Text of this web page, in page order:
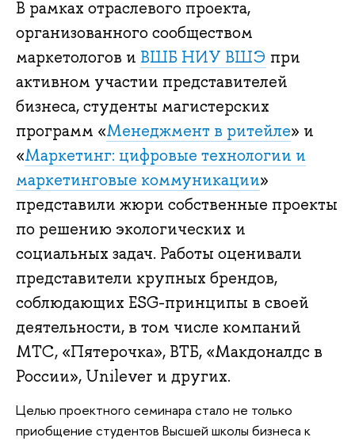
В рамках отраслевого проекта,
организованного сообществом
маркетологов и ВШБ НИУ ВШЭ при
активном участии представителей
бизнеса, студенты магистерских
программ «Менеджмент в ритейле» и
«Маркетинг: цифровые технологии и
маркетинговые коммуникации»
представили жюри собственные проекты
по решению экологических и
социальных задач. Работы оценивали
представители крупных брендов,
соблюдающих ESG-принципы в своей
деятельности, в том числе компаний
МТС, «Пятерочка», ВТБ, «Макдоналдс в
России», Unilever и других.
Целью проектного семинара стало не только
приобщение студентов Высшей школы бизнеса к